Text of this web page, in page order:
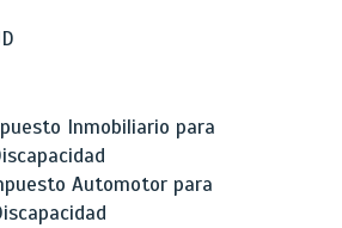
Inmobiliario para
Automotor para